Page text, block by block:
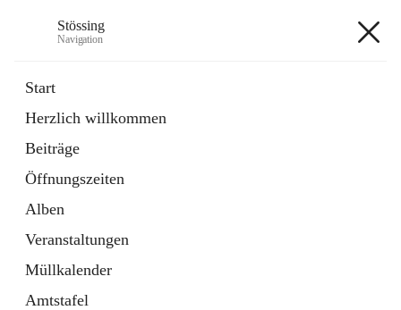
Stössing
Navigation
Start
Herzlich willkommen
Beiträge
Öffnungszeiten
Alben
Veranstaltungen
Müllkalender
Amtstafel
Datei
in
Tab
Kindergarten
öffnet
in
neuem
Tab